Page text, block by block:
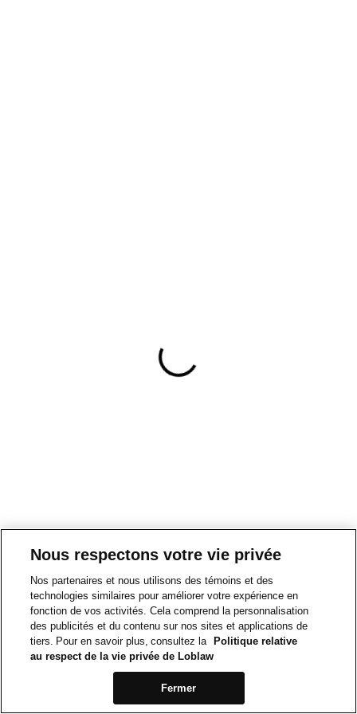
Nous respectons votre vie privée
Nos partenaires et nous utilisons des témoins et des
technologies similaires pour améliorer votre expérience en
fonction de vos activités. Cela comprend la personnalisation
des publicités et du contenu sur nos sites et applications de
tiers. Pour en savoir plus, consultez la
Politique relative
au respect de la vie privée de Loblaw
Fermer